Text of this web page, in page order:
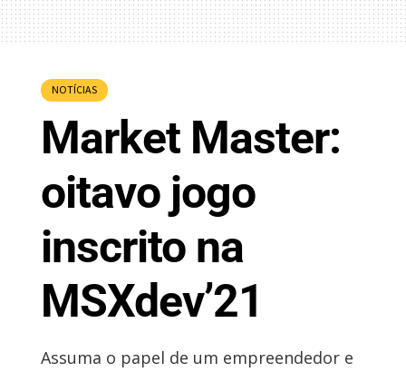
NOTÍCIAS
Market Master:
oitavo jogo
inscrito na
MSXdev’21
Assuma o papel de um empreendedor e